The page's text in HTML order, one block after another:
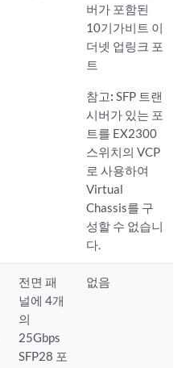
버가 포함된
10기가비트 이
더넷 업링크 포
트
참고: SFP 트랜
시버가 있는 포
트를 EX2300
스위치의 VCP
로 사용하여
Virtual
Chassis를 구
성할 수 없습니
다.
전면 패
널에 4개
의
25Gbps
SFP28 포
없음